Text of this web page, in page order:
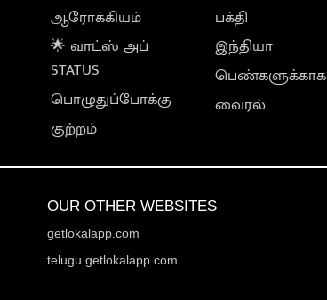
ஆரோக்கியம்
🌟 வாட்ஸ் அப்
STATUS
பொழுதுப்போக்கு
குற்றம்
பக்தி
இந்தியா
பெண்களுக்காக
வைரல்
OUR OTHER WEBSITES
getlokalapp.com
telugu.getlokalapp.com